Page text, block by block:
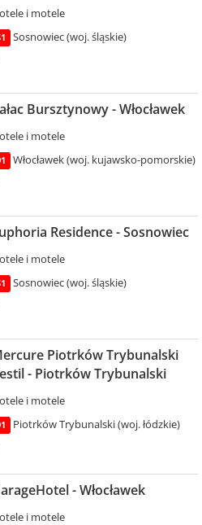
i motele
Sosnowiec (woj. śląskie)
Bursztynowy - Włocławek
i motele
Włocławek (woj. kujawsko-pomorskie)
Residence - Sosnowiec
i motele
Sosnowiec (woj. śląskie)
Piotrków Trybunalski
- Piotrków Trybunalski
i motele
Piotrków Trybunalski (woj. łódzkie)
- Włocławek
i motele